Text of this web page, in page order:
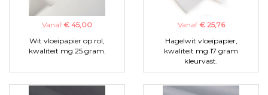
Vanaf € 45,00
Wit vloeipapier op rol,
kwaliteit mg 25 gram.
Vanaf € 25,76
Hagelwit vloeipapier,
kwaliteit mg 17 gram
kleurvast.